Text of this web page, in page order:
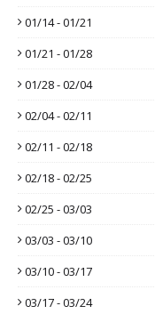
01/14 - 01/21
01/21 - 01/28
01/28 - 02/04
02/04 - 02/11
02/11 - 02/18
02/18 - 02/25
02/25 - 03/03
03/03 - 03/10
03/10 - 03/17
03/17 - 03/24